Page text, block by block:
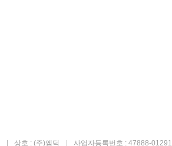
상호 : (주)엠딕 사업자등록번호 : 47888-01291